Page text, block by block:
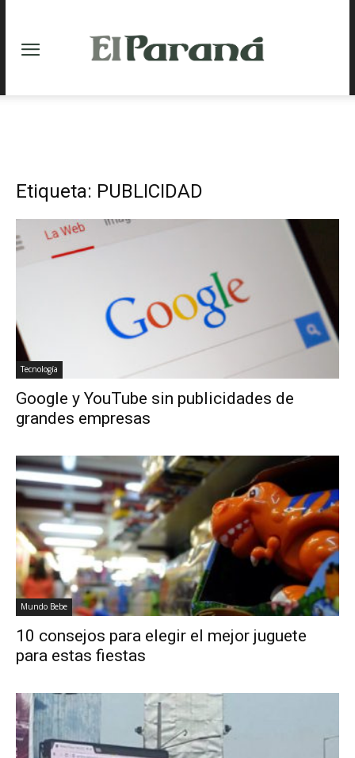
Etiqueta: PUBLICIDAD
Tecnología
Google y YouTube sin publicidades de
grandes empresas
Mundo Bebe
10 consejos para elegir el mejor juguete
para estas fiestas